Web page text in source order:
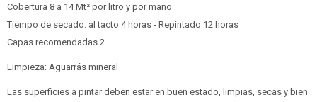
Cobertura 8 a 14 Mt² por litro y por mano
Tiempo de secado: al tacto 4 horas - Repintado 12 horas
Capas recomendadas 2
Limpieza: Aguarrás mineral
Las superficies a pintar deben estar en buen estado, limpias, secas y bien